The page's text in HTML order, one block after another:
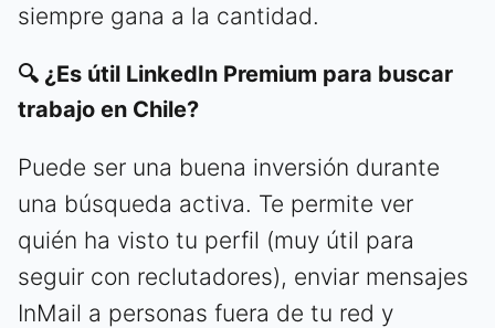
siempre gana a la cantidad.
🔍 ¿Es útil LinkedIn Premium para buscar
trabajo en Chile?
Puede ser una buena inversión durante
una búsqueda activa. Te permite ver
quién ha visto tu perfil (muy útil para
seguir con reclutadores), enviar mensajes
InMail a personas fuera de tu red y